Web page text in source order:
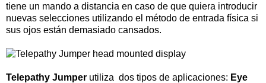
tiene un mando a distancia en caso de que quiera introducir
nuevas selecciones utilizando el método de entrada física si
sus ojos están demasiado cansados.
Telepathy Jumper utiliza dos tipos de aplicaciones: Eye